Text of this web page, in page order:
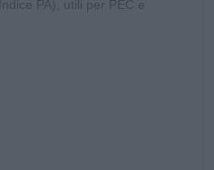
PA), utili per PEC e